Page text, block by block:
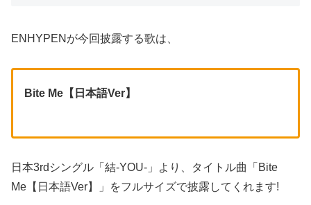
ENHYPENが今回披露する歌は、
Bite Me【日本語Ver】
日本3rdシングル「結-YOU-」より、タイトル曲「Bite
Me【日本語Ver】」をフルサイズで披露してくれます!